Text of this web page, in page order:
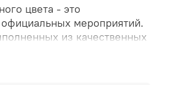
цвета - это
мероприятий.
из качественных
лацканы, а
придает костюму